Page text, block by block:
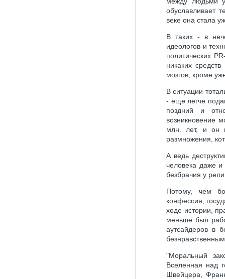
обуславливает
веке она стала
В таких - в
идеологов и
политических
никаких
мозгов, кроме
В ситуации
- еще легче
поздний и
возникновение
млн. лет, и он
размножения,
А ведь
человека даже
безбрачия у
Потому, чем
конфессия,
ходе истории,
меньше был
аутсайдеров в
"Моральный
Вселенная над
Швейцера,